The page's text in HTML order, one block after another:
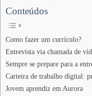
Conteúdos
Como fazer um currículo?
Entrevista via chamada de
Sempre se prepare para a
Carteira de trabalho digital:
Jovem aprendiz em Aurora